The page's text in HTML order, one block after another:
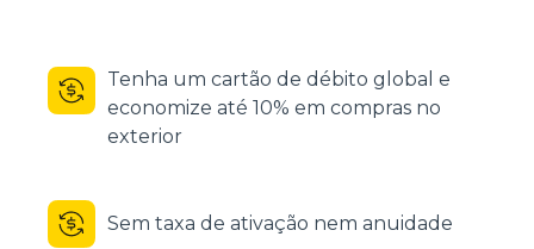
Tenha um cartão de débito global e
economize até 10% em compras no
exterior
Sem taxa de ativação nem anuidade